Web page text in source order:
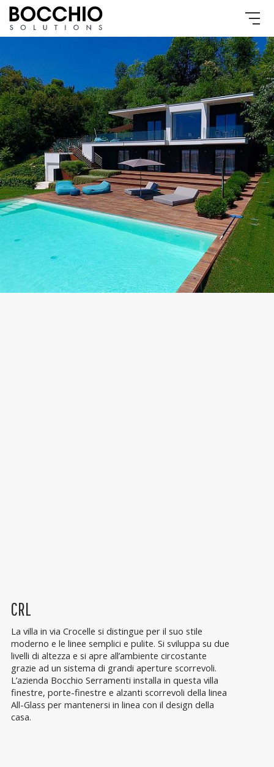
CRL
La villa in via Crocelle si distingue per il suo stile
moderno e le linee semplici e pulite. Si sviluppa su due
livelli di altezza e si apre all’ambiente circostante
grazie ad un sistema di grandi aperture scorrevoli.
L’azienda Bocchio Serramenti installa in questa villa
finestre, porte-finestre e alzanti scorrevoli della linea
All-Glass per mantenersi in linea con il design della
casa.